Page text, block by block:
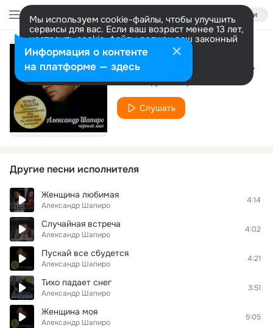
Войти
Мы используем cookie-файлы, чтобы улучшить
сервисы для вас. Если ваш возраст менее 13 лет,
настроить cookie-файлы должен ваш законный
представитель. Больше информации
Разрешить все Настроить Тебе Не Убежать От Моей Любви
Александр Шапиро
Слушать
Другие песни исполнителя
Женщина любимая
Александр Шапиро
4:14
Случайная встреча
Александр Шапиро
4:02
Пускай все сбудется
Александр Шапиро
4:21
Тихо падает снег
Александр Шапиро
3:51
Женщина моя
Александр Шапиро
5:05
Информация о контенте
на платформе — здесь